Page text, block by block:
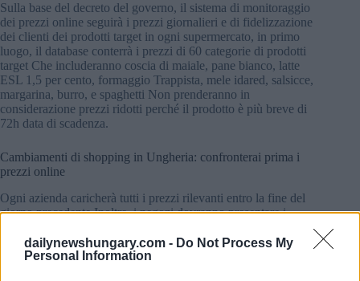
dailynewshungary.com - Do Not Process My
Personal Information
Sulla base del decreto del governo, il sistema di monitoraggio
dei prezzi online seguirà i prezzi giornalieri e di fidelizzazione
dei clienti dei prodotti target in ogni supermercato, in primo
luogo, il database conterrà i prezzi di 60 categorie di prodotti
target Che includeranno coscia di maiale, pane bianco, latte
ESL 1,5 per cento, formaggio Trappista, mele idared, salsicce,
margarina, burro, e spaghetti Non prenderanno in
considerazione prezzi ridotti perché il prodotto è più breve di
72h data di scadenza.
Cambiamenti di shopping in Ungheria: confronterai prima i
prezzi online
Ogni azienda caricherà tutti i prezzi rilevanti entro la fine del
giorno precedente Inoltre, i negozi dovranno presentare i
Inoltre, i negozi non soggetti al regime possono aderire
volontariamente all’iniziativa.